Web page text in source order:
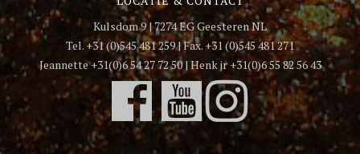
Kulsdom 9 | 7274 EG Geesteren NL
Tel. +31 (0)545 481 259 | Fax. +31 (0)545 481 271
Jeannette +31(0)6 54 27 72 50 | Henk jr +31(0)6 55 82 56 43